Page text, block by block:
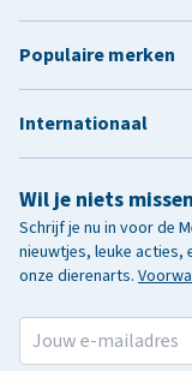
Wil je niets
Schrijf je nu in voor de
nieuwtjes, leuke acties,
onze dierenarts.
Populaire merken
Internationaal